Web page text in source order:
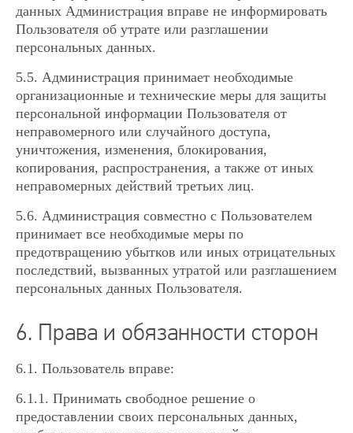
данных Администрация вправе не информировать
Пользователя об утрате или разглашении
персональных данных.
5.5. Администрация принимает необходимые
организационные и технические меры для защиты
персональной информации Пользователя от
неправомерного или случайного доступа,
уничтожения, изменения, блокирования,
копирования, распространения, а также от иных
неправомерных действий третьих лиц.
5.6. Администрация совместно с Пользователем
принимает все необходимые меры по
предотвращению убытков или иных отрицательных
последствий, вызванных утратой или разглашением
персональных данных Пользователя.
6. Права и обязанности сторон
6.1. Пользователь вправе:
6.1.1. Принимать свободное решение о
предоставлении своих персональных данных,